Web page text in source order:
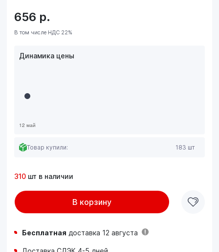
656 р.
В том числе НДС 22%
Динамика цены
Товар купили: 183 шт
310 шт в наличии
В корзину
Бесплатная доставка 12 августа